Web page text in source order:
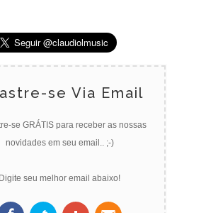
se Via Email
se GRÁTIS para receber as nossas
novidades em seu email.. ;-)
Digite seu melhor email abaixo!